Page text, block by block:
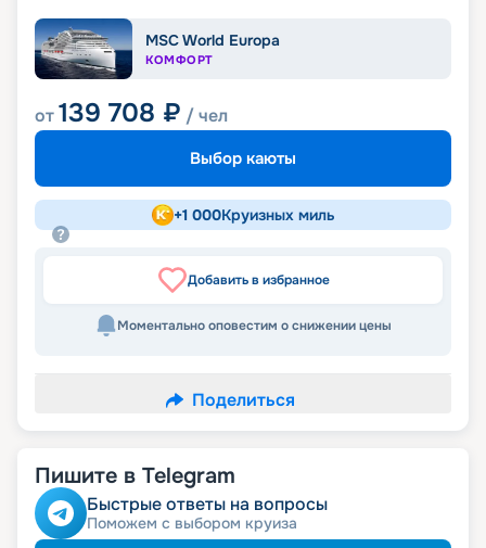
MSC World Europa
КОМФОРТ
от139 708 ₽ / чел
Выбор каюты
+1 000Круизных миль
Добавить в избранное
Моментально оповестим о снижении цены
Поделиться
Пишите в Telegram
Быстрые ответы на вопросы
Поможем с выбором круиза